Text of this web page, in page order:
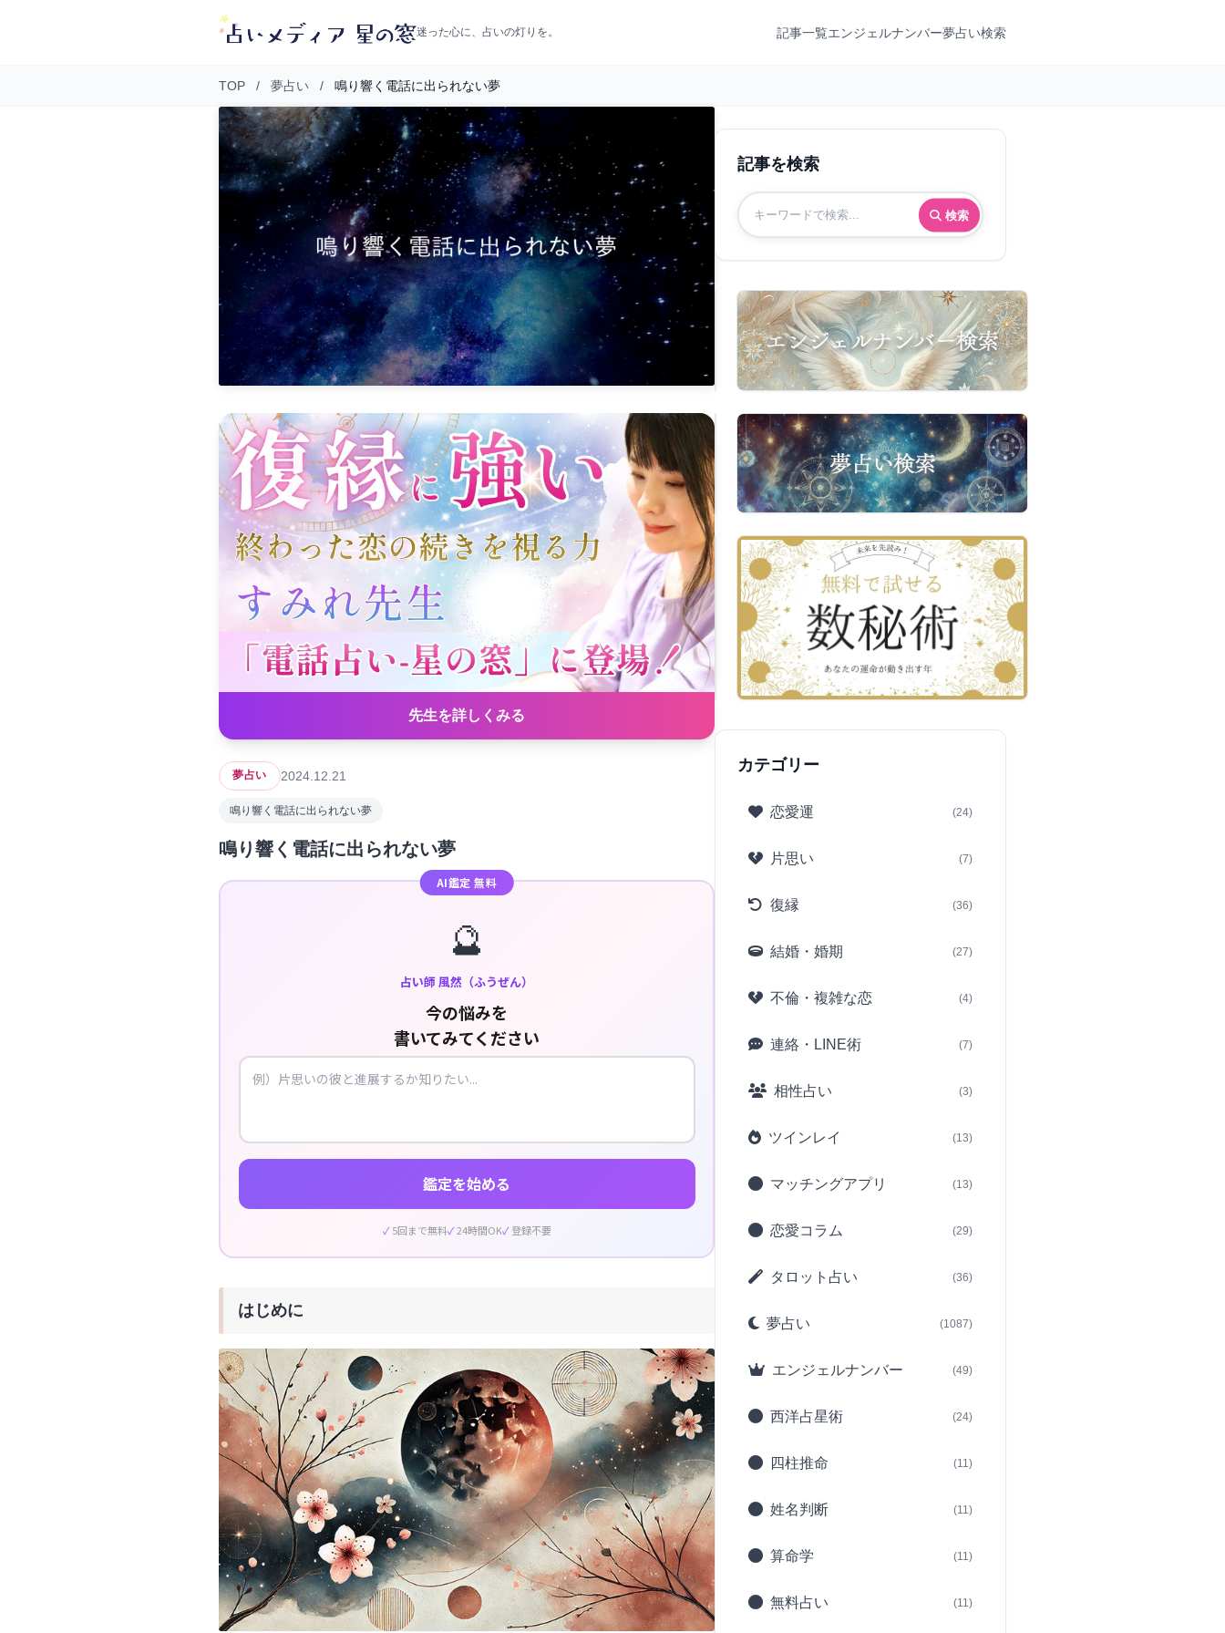
迷った心に、占いの灯りを。 記事一覧エンジェルナンバー夢占い検索
TOP / 夢占い / 鳴り響く電話に出られない夢
先生を詳しくみる
夢占い 2024.12.21
鳴り響く電話に出られない夢
鳴り響く電話に出られない夢
AI鑑定 無料
🔮
占い師 風然（ふうぜん）
今の悩みを
書いてみてください
鑑定を始める
5回まで無料 24時間OK 登録不要
はじめに
記事を検索
検索
カテゴリー
恋愛運 (24)
片思い (7)
復縁 (36)
結婚・婚期 (27)
不倫・複雑な恋 (4)
連絡・LINE術 (7)
相性占い (3)
ツインレイ (13)
マッチングアプリ (13)
恋愛コラム (29)
タロット占い (36)
夢占い (1087)
エンジェルナンバー (49)
西洋占星術 (24)
四柱推命 (11)
姓名判断 (11)
算命学 (11)
無料占い (11)